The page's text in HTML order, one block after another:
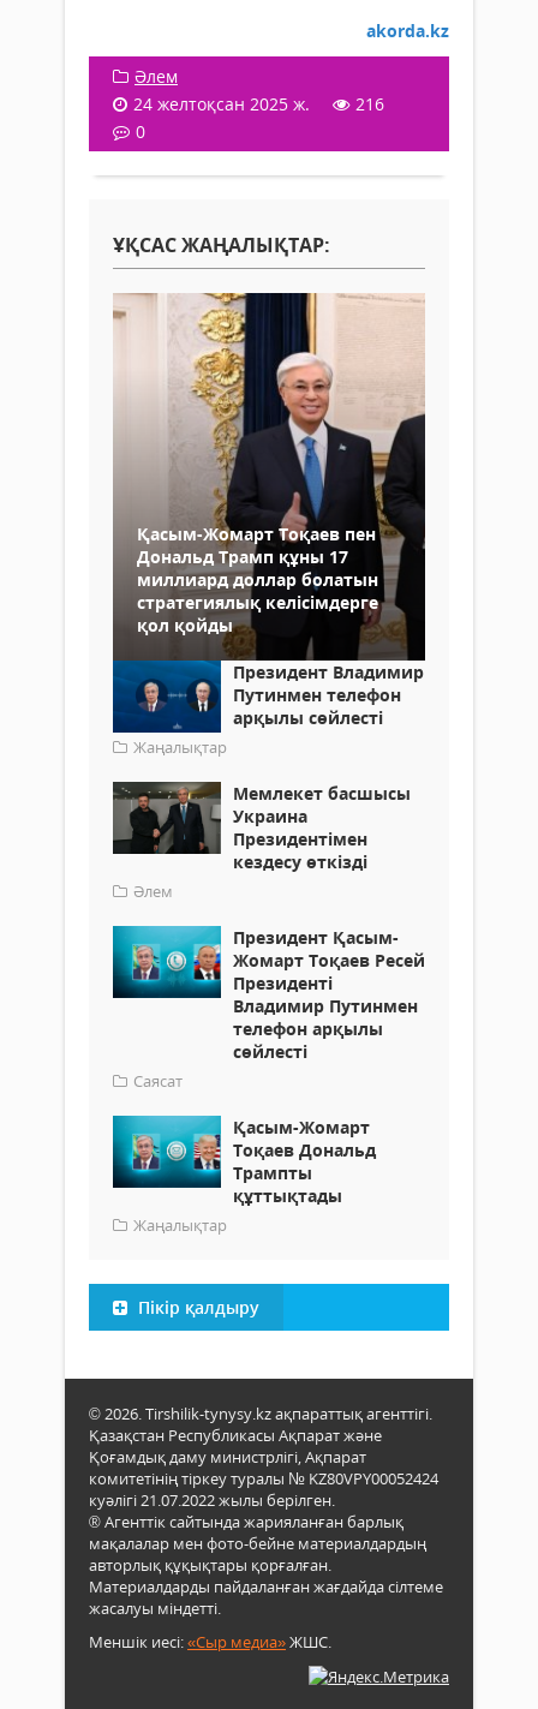
akorda.kz
Әлем
24 желтоқсан 2025 ж.
216
0
ҰҚСАС ЖАҢАЛЫҚТАР:
Қасым-Жомарт Тоқаев пен
Дональд Трамп құны 17
миллиард доллар болатын
стратегиялық келісімдерге
қол қойды
Президент Владимир
Путинмен телефон
арқылы сөйлесті
Жаңалықтар
Мемлекет басшысы
Украина
Президентімен
кездесу өткізді
Әлем
Президент Қасым-
Жомарт Тоқаев Ресей
Президенті
Владимир Путинмен
телефон арқылы
сөйлесті
Саясат
Қасым-Жомарт
Тоқаев Дональд
Трампты
құттықтады
Жаңалықтар
Пікір қалдыру
© 2026. Tirshilik-tynysy.kz ақпараттық агенттігі.
Қазақстан Республикасы Ақпарат және
Қоғамдық даму министрлігі, Ақпарат
комитетінің тіркеу туралы № KZ80VPY00052424
куәлігі 21.07.2022 жылы берілген.
® Агенттік сайтында жарияланған барлық
мақалалар мен фото-бейне материалдардың
авторлық құқықтары қорғалған.
Материалдарды пайдаланған жағдайда сілтеме
жасалуы міндетті.
Меншік иесі:«Сыр медиа»ЖШС.